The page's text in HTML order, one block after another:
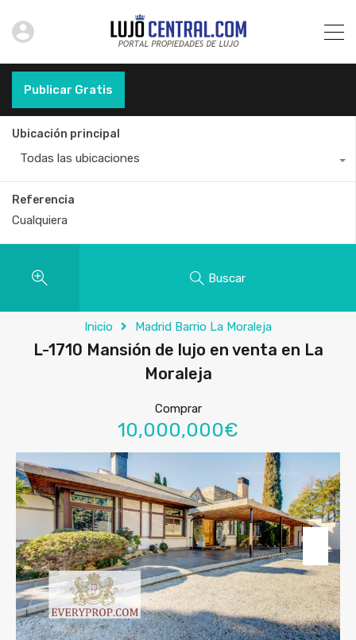
Publicar Gratis
Ubicación principal
Todas las ubicaciones
Referencia
Buscar
Inicio Madrid Barrio La Moraleja
L-1710 Mansión de lujo en venta en La
Moraleja
Comprar
10,000,000€